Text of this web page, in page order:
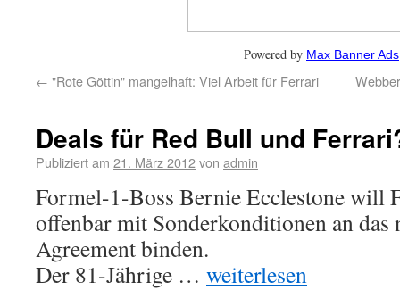
Powered by Max Banner Ads
← "Rote Göttin" mangelhaft: Viel Arbeit für Ferrari
Deals für Red Bull und
Publiziert am 21. März 2012von admin
Formel-1-Boss Bernie Ecclestone will
offenbar mit Sonderkonditionen an das
Agreement binden.
Der 81-Jährige … weiterlesen